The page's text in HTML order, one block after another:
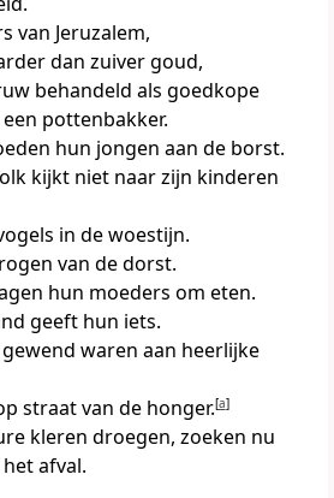
van Jeruzalem,
dan zuiver goud,
behandeld als goedkope
pottenbakker.
hun jongen aan de borst.
kijkt niet naar zijn kinderen
in de woestijn.
van de dorst.
hun moeders om eten.
geeft hun iets.
waren aan heerlijke
straat van de honger.[a]
kleren droegen, zoeken nu
afval.